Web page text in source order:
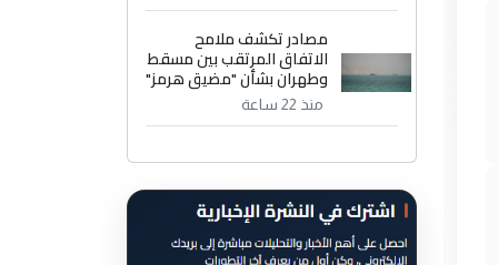
مصادر تكشف ملامح
الاتفاق المرتقب بين مسقط
وطهران بشأن "مضيق هرمز"
منذ 22 ساعة